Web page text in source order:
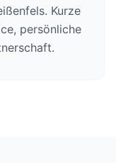
Kurze
persönliche